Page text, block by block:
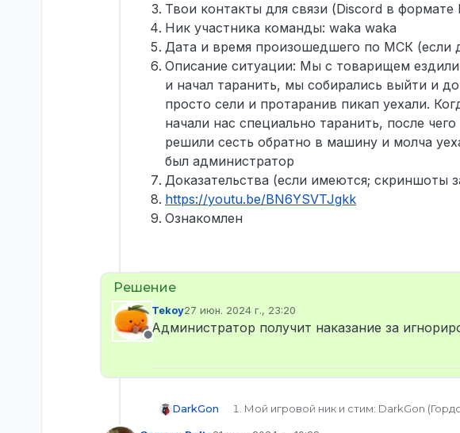
Твои контакты для связи (Discord в
Ник участника команды: waka waka
Дата и время произошедшего по МСК (если
Описание ситуации: Мы с товарищем ездили
и начал таранить, мы собирались выйти и
просто сели и протаранив пикап уехали.
начали нас специально таранить, после
решили сесть обратно в машину и молча
был администратор
Доказательства (если имеются; скриншоты
https://youtu.be/BN6YSVTJgkk
Ознакомлен
Не в сети
Tekoy27 июн. 2024 г., 23:20
отредактировано
Администратор получит наказание за
DarkGon
Мой игровой ник и стим: DarkGon